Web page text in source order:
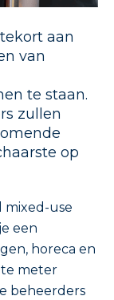
aan
van
te staan.
zullen
op
mixed-use
een
horeca en
meter
beheerders